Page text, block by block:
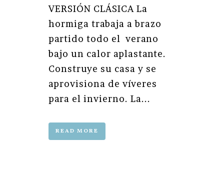
VERSIÓN CLÁSICA La
hormiga trabaja a brazo
partido todo el verano
bajo un calor aplastante.
Construye su casa y se
aprovisiona de víveres
para el invierno. La...
READ MORE